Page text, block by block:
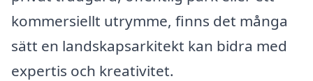
kommersiellt utrymme, finns det många
sätt en landskapsarkitekt kan bidra med
expertis och kreativitet.